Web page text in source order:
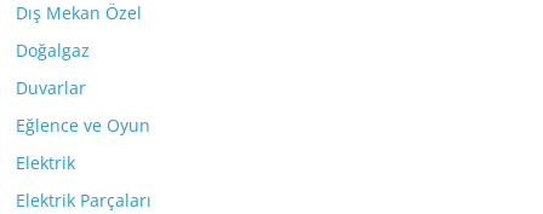
Dış Mekan Özel
Doğalgaz
Duvarlar
Eğlence ve Oyun
Elektrik
Elektrik Parçaları